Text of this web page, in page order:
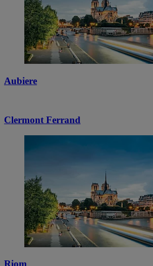
Aubiere
Clermont Ferrand